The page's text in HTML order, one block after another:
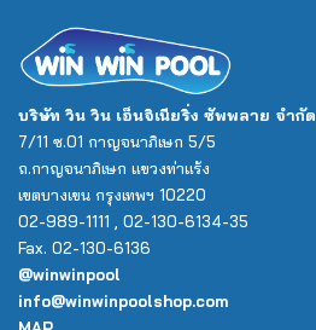
บริษัท วิน วิน เอ็นจิเนียริ่ง ซัพพลาย จำกัด
7/11 ซ.01 กาญจนาภิเษก 5/5
ถ.กาญจนาภิเษก แขวงท่าแร้ง
เขตบางเขน กรุงเทพฯ 10220
02-989-1111 , 02-130-6134-35
Fax. 02-130-6136
@winwinpool
info@winwinpoolshop.com